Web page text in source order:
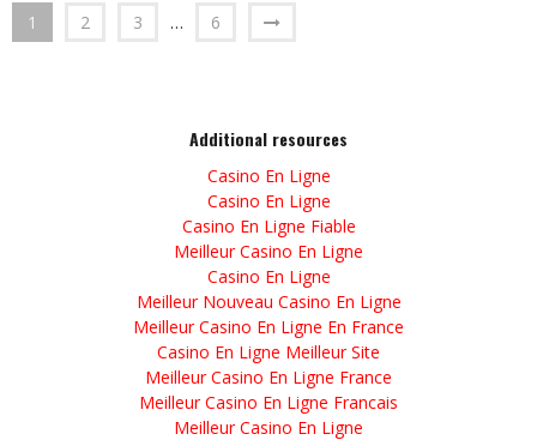
1 2 3 … 6
Additional resources
Casino En Ligne
Casino En Ligne
Casino En Ligne Fiable
Meilleur Casino En Ligne
Casino En Ligne
Meilleur Nouveau Casino En Ligne
Meilleur Casino En Ligne En France
Casino En Ligne Meilleur Site
Meilleur Casino En Ligne France
Meilleur Casino En Ligne Francais
Meilleur Casino En Ligne